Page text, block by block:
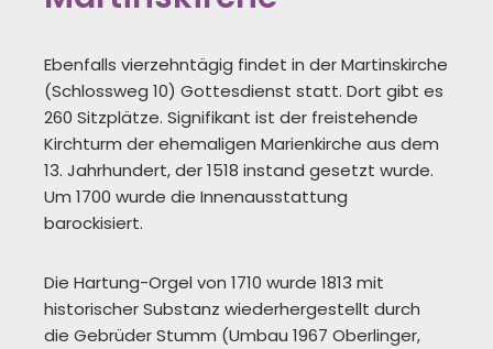
Ebenfalls vierzehntägig findet in der Martinskirche
(Schlossweg 10) Gottesdienst statt. Dort gibt es
260 Sitzplätze. Signifikant ist der freistehende
Kirchturm der ehemaligen Marienkirche aus dem
13. Jahrhundert, der 1518 instand gesetzt wurde.
Um 1700 wurde die Innenausstattung
barockisiert.
Die Hartung-Orgel von 1710 wurde 1813 mit
historischer Substanz wiederhergestellt durch
die Gebrüder Stumm (Umbau 1967 Oberlinger,